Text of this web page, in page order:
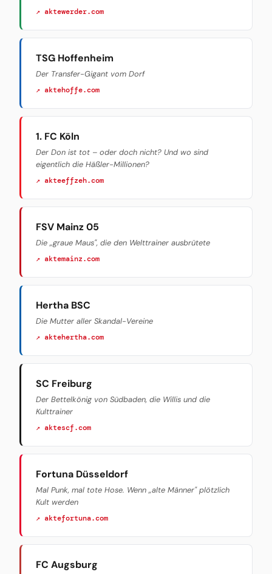
↗ aktewerder.com
TSG Hoffenheim
Der Transfer-Gigant vom Dorf
↗ aktehoffe.com
1. FC Köln
Der Don ist tot – oder doch nicht? Und wo sind
eigentlich die Häßler-Millionen?
↗ akteeffzeh.com
FSV Mainz 05
Die „graue Maus", die den Welttrainer ausbrütete
↗ aktemainz.com
Hertha BSC
Die Mutter aller Skandal-Vereine
↗ aktehertha.com
SC Freiburg
Der Bettelkönig von Südbaden, die Willis und die
Kulttrainer
↗ aktescf.com
Fortuna Düsseldorf
Mal Punk, mal tote Hose. Wenn „alte Männer" plötzlich
Kult werden
↗ aktefortuna.com
FC Augsburg